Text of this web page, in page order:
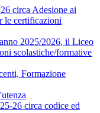
circa Adesione ai
le certificazioni
2025/2026, il Liceo
scolastiche/formative
Formazione
26 circa codice ed